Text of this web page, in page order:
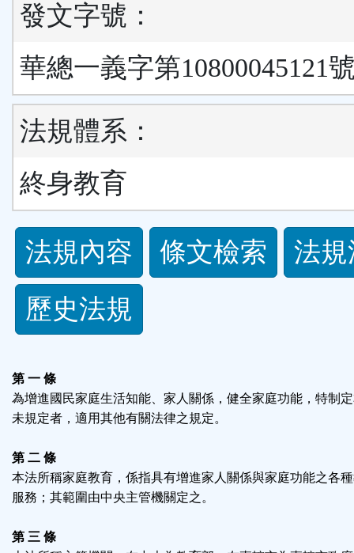
發文字號：
華總一義字第10800045121
法規體系：
終身教育
法
規
功
按
區
法規內容 條文檢索
法
歷史法規
第 一 條
為增進國民家庭生活知能、家人關係，健全家庭功能，特制
未規定者，適用其他有關法律之規定。
第 二 條
本法所稱家庭教育，係指具有增進家人關係與家庭功能之各
服務；其範圍由中央主管機關定之。
第 三 條